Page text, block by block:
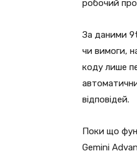
робочий
За даними
чи вимоги,
коду лише
відповідей.
Поки що
Gemini